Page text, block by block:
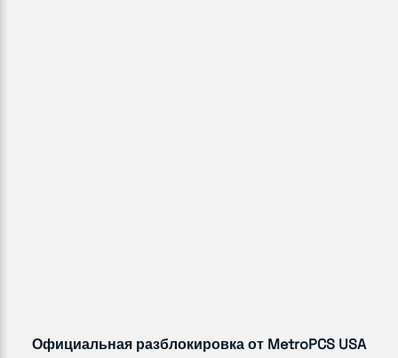
Официальная разблокировка от MetroPCS USA